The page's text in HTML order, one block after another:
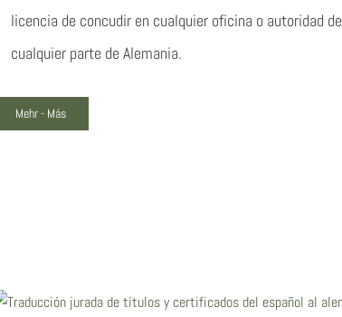
licencia de concudir en cualquier oficina o autoridad de
cualquier parte de Alemania.
Mehr - Más